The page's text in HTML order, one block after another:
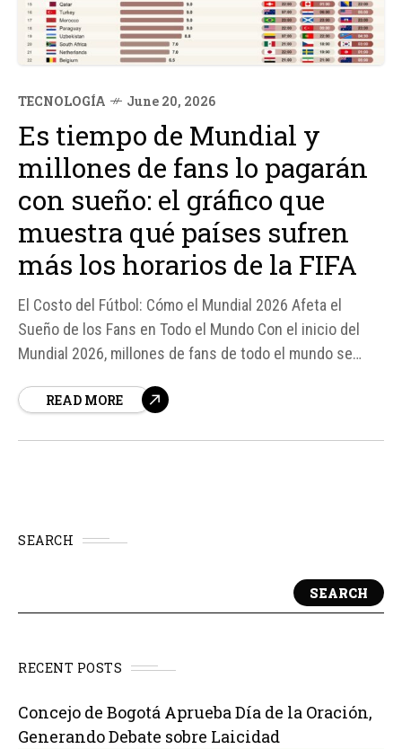
TECNOLOGÍA June 20, 2026
Es tiempo de Mundial y
millones de fans lo pagarán
con sueño: el gráfico que
muestra qué países sufren
más los horarios de la FIFA
El Costo del Fútbol: Cómo el Mundial 2026 Afeta el
Sueño de los Fans en Todo el Mundo Con el inicio del
Mundial 2026, millones de fans de todo el mundo se
para muchos, esto significa sacrificar horas de sueño.
READ MORE
SEARCH
SEARCH
RECENT POSTS
Concejo de Bogotá Aprueba Día de la Oración,
Generando Debate sobre Laicidad